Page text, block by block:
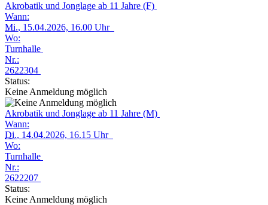
Akrobatik und Jonglage ab 11 Jahre (F)
Wann:
Mi., 15.04.2026, 16.00 Uhr
Wo:
Turnhalle
Nr.:
2622304
Status:
Keine Anmeldung möglich
Akrobatik und Jonglage ab 11 Jahre (M)
Wann:
Di., 14.04.2026, 16.15 Uhr
Wo:
Turnhalle
Nr.:
2622207
Status:
Keine Anmeldung möglich